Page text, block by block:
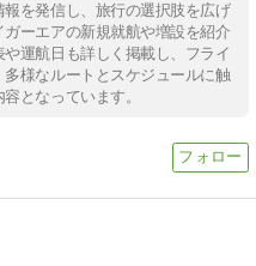
を発信し、旅行の選択肢を広げ
ーエアの新規就航や増設を紹介
運航日も詳しく掲載し、フライ
多様なルートとスケジュールに触
となっています。